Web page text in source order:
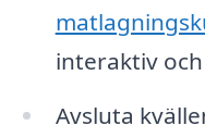
interaktiv
Avsluta